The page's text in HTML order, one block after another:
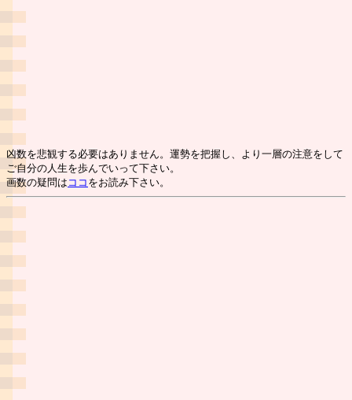
凶数を悲観する必要はありません。運勢を把握し、より一層の注意をして
ご自分の人生を歩んでいって下さい。
画数の疑問は ココ をお読み下さい。